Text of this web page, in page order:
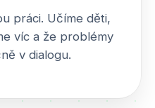
práci. Učíme děti,
víc a že problémy
v dialogu.